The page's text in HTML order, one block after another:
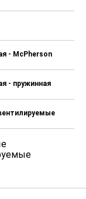
вида
с
- McPherson
- пружинная